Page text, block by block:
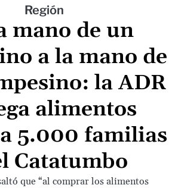
Región
mano de un
a la mano de
la ADR
alimentos
5.000 familias
Catatumbo
que “al comprar los alimentos